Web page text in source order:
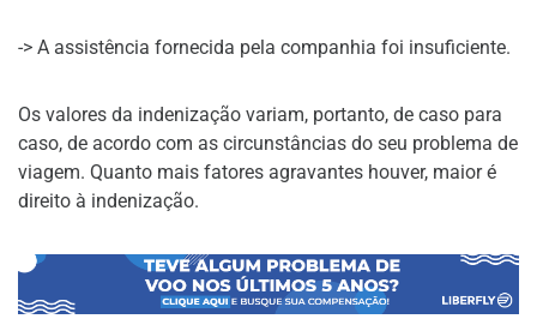
-> A assistência fornecida pela companhia foi insuficiente.
Os valores da indenização variam, portanto, de caso para
caso, de acordo com as circunstâncias do seu problema de
viagem. Quanto mais fatores agravantes houver, maior é
direito à indenização.